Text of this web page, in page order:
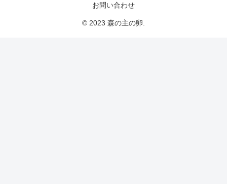
お問い合わせ
© 2023 森の主の卵.